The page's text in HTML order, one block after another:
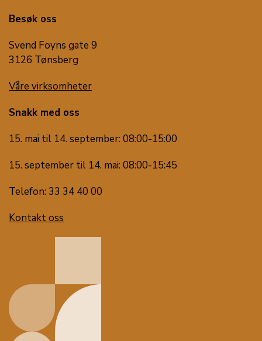
Besøk oss
Svend Foyns gate 9
3126 Tønsberg
Våre virksomheter
Snakk med oss
15. mai til 14. september: 08:00-15:00
15. september til 14. mai: 08:00-15:45
Telefon: 33 34 40 00
Kontakt oss